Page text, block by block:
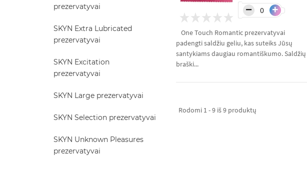
prezervatyvai
SKYN Extra Lubricated
prezervatyvai
SKYN Excitation
prezervatyvai
SKYN Large prezervatyvai
SKYN Selection prezervatyvai
SKYN Unknown Pleasures
prezervatyvai
− +
One Touch Romantic prezervatyvai
padengti saldžiu geliu, kas suteiks Jūsų
santykiams daugiau romantiškumo. Saldžių
braški...
Rodomi 1 - 9 iš 9 produktų